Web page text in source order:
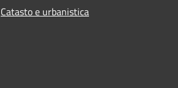
Catasto e urbanistica